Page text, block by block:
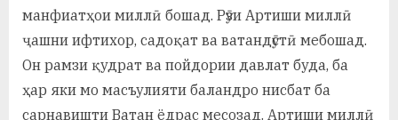
манфиатҳои миллӣ бошад. Рӯзи Артиши миллӣ
ҷашни ифтихор, садоқат ва ватандӯстӣ мебошад.
Он рамзи қудрат ва пойдории давлат буда, ба
ҳар яки мо масъулияти баландро нисбат ба
сарнавишти Ватан ёдрас месозад. Артиши миллӣ